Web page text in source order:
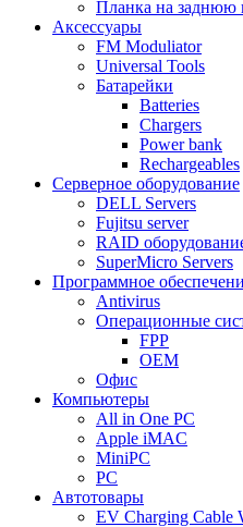
Планка на заднюю
Аксессуары
FM Moduliator
Universal Tools
Батарейки
Batteries
Chargers
Power bank
Rechargeables
Серверное оборудование
DELL Servers
Fujitsu server
RAID
SuperMicro Servers
Программное
Antivirus
Операционные
FPP
OEM
Офис
Компьютеры
All in One PC
Apple iMAC
MiniPC
PC
Автотовары
EV Charging Cable